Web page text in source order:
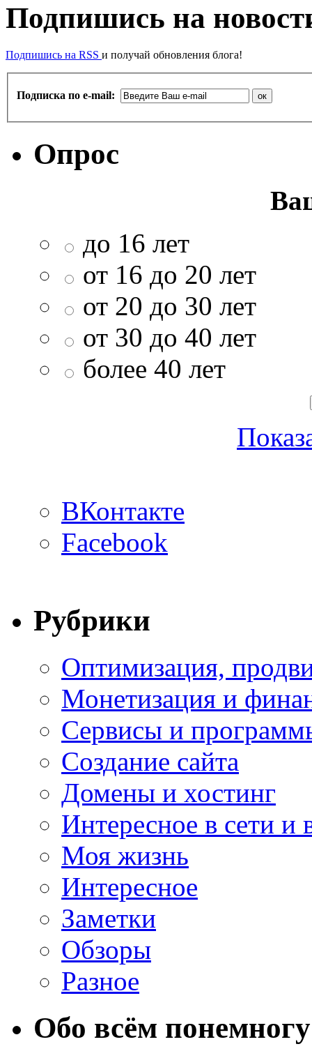
Подпишись на
Подпишись на RSS и получай обновления блога!
Подписка по e-mail:
Опрос
до 16 лет
от 16 до 20 лет
от 20 до 30 лет
от 30 до 40 лет
более 40 лет
ВКонтакте
Facebook
Рубрики
Оптимизация,
Монетизация и
Сервисы и
Создание сайта
Домены и хостинг
Интересное в сети и
Моя жизнь
Интересное
Заметки
Обзоры
Разное
Обо всём понемногу